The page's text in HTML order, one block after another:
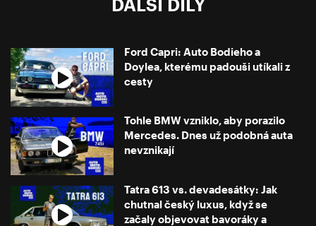
DALŠÍ DÍLY
Ford Capri: Auto Bodieho a
Doylea, kterému padouši utíkali z
cesty
Tohle BMW vzniklo, aby porazilo
Mercedes. Dnes už podobná auta
nevznikají
Tatra 613 vs. devadesátky: Jak
chutnal český luxus, když se
začaly objevovat bavoráky a